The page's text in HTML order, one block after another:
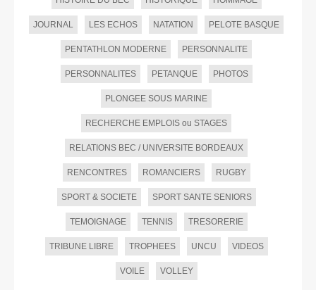
JOURNAL LES ECHOS NATATION PELOTE BASQUE
PENTATHLON MODERNE PERSONNALITE
PERSONNALITES PETANQUE PHOTOS
PLONGEE SOUS MARINE
RECHERCHE EMPLOIS ou STAGES
RELATIONS BEC / UNIVERSITE BORDEAUX
RENCONTRES ROMANCIERS RUGBY
SPORT & SOCIETE SPORT SANTE SENIORS
TEMOIGNAGE TENNIS TRESORERIE
TRIBUNE LIBRE TROPHEES UNCU VIDEOS
VOILE VOLLEY